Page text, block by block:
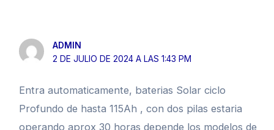
ADMIN
2 DE JULIO DE 2024 A LAS 1:43 PM
Entra automaticamente, baterias Solar ciclo
Profundo de hasta 115Ah , con dos pilas estaria
operando aprox 30 horas depende los modelos de